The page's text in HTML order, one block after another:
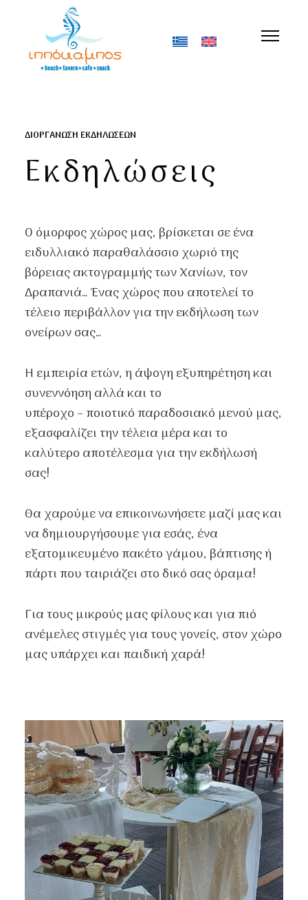
ΔΙΟΡΓΑΝΩΣΗ ΕΚΔΗΛΩΣΕΩΝ
Εκδηλώσεις
Ο όμορφος χώρος μας, βρίσκεται σε ένα
ειδυλλιακό παραθαλάσσιο χωριό της
βόρειας ακτογραμμής των Χανίων, τον
Δραπανιά… Ένας χώρος που αποτελεί το
τέλειο περιβάλλον για την εκδήλωση των
ονείρων σας…
Η εμπειρία ετών, η άψογη εξυπηρέτηση και
συνεννόηση αλλά και το
υπέροχο – ποιοτικό παραδοσιακό μενού μας,
εξασφαλίζει την τέλεια μέρα και το
καλύτερο αποτέλεσμα για την εκδήλωσή
σας!
Θα χαρούμε να επικοινωνήσετε μαζί μας και
να δημιουργήσουμε για εσάς, ένα
εξατομικευμένο πακέτο γάμου, βάπτισης ή
πάρτι που ταιριάζει στο δικό σας όραμα!
Για τους μικρούς μας φίλους και για πιό
ανέμελες στιγμές για τους γονείς, στον χώρο
μας υπάρχει και παιδική χαρά!